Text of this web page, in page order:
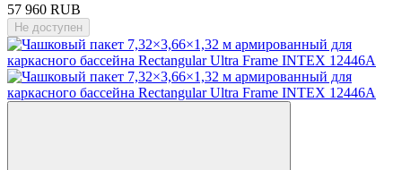
57 960 RUB
Не доступен